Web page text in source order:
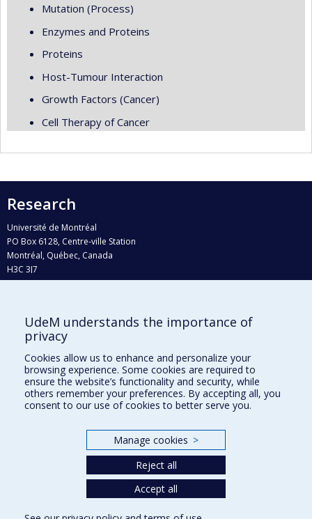
Mutation (Process)
Enzymes and Proteins
Proteins
Host-Tumour Interaction
Growth Factors (Cancer)
Cell Therapy of Cancer
Research
Université de Montréal
PO Box 6128, Centre-ville Station
Montréal, Québec, Canada
H3C 3J7
Who does what?
Find us
Site map
Accessibility
UdeM understands the importance of
privacy
Cookies allow us to enhance and personalize your
browsing experience. Some cookies are required to
ensure the website’s functionality and security, while
others remember your preferences. By accepting all, you
consent to our use of cookies to better serve you.
Manage cookies >
Reject all
Accept all